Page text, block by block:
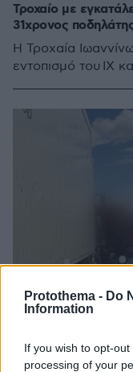
Protothema - Do
Information
If you wish to opt-
processing of your
Τροχαίο με
31χρονος
Η Τροχαία
εντοπισμό του IX